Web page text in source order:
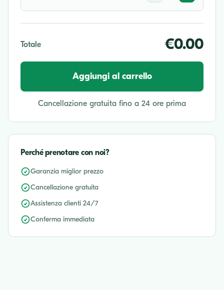
Totale €0.00
Aggiungi al carrello
Cancellazione gratuita fino a 24 ore prima
Perché prenotare con noi?
Garanzia miglior prezzo
Cancellazione gratuita
Assistenza clienti 24/7
Conferma immediata